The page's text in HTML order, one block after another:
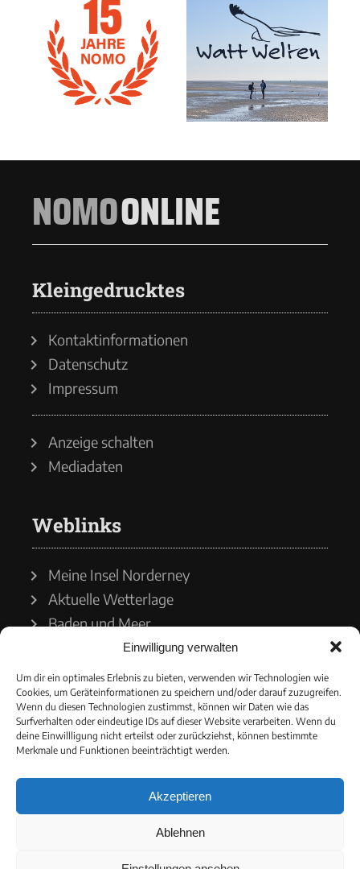
Einwilligung verwalten
Um dir ein optimales Erlebnis zu bieten, verwenden wir Technologien wie
Cookies, um Geräteinformationen zu speichern und/oder darauf zuzugreifen.
Wenn du diesen Technologien zustimmst, können wir Daten wie das
Surfverhalten oder eindeutige IDs auf dieser Website verarbeiten. Wenn du
deine Einwillligung nicht erteilst oder zurückziehst, können bestimmte
Merkmale und Funktionen beeinträchtigt werden.
Akzeptieren
Ablehnen
NOMOONLINE
Kleingedrucktes
Kontaktinformationen
Datenschutz
Impressum
Anzeige schalten
Mediadaten
Weblinks
Meine Insel Norderney
Aktuelle Wetterlage
Baden und Meer
Wetterdienst
Wasserstände
Schiffsverkehr